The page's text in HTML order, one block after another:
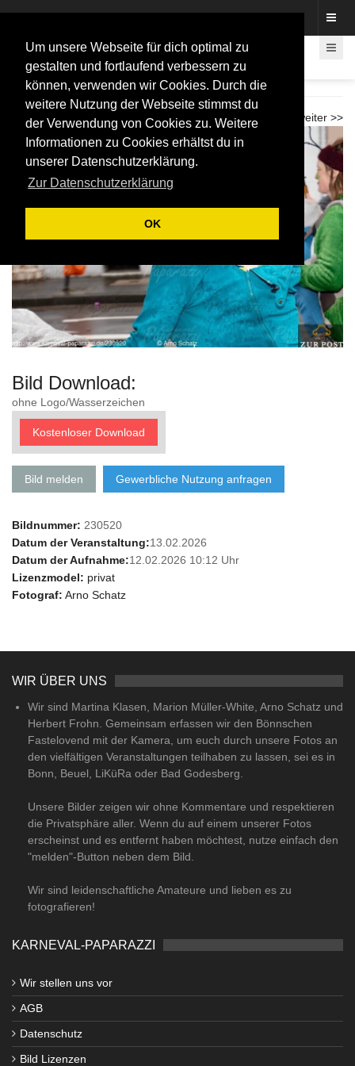
Um unsere Webseite für dich optimal zu
gestalten und fortlaufend verbessern zu
können, verwenden wir Cookies. Durch die
weitere Nutzung der Webseite stimmst du
der Verwendung von Cookies zu. Weitere
Informationen zu Cookies erhältst du in
unserer Datenschutzerklärung.
Zur Datenschutzerklärung
OK
Weiberfastnacht Umzug Beuel 2026
weiter >>
<< zurück
Bild Download:
ohne Logo/Wasserzeichen
Kostenloser Download
Bild melden Gewerbliche Nutzung anfragen
Bildnummer: 230520
Datum der Veranstaltung:13.02.2026
Datum der Aufnahme:12.02.2026 10:12 Uhr
Lizenzmodel: privat
Fotograf: Arno Schatz
WIR ÜBER UNS
Wir sind Martina Klasen, Marion Müller-White, Arno Schatz und
Herbert Frohn. Gemeinsam erfassen wir den Bönnschen
Fastelovend mit der Kamera, um euch durch unsere Fotos an
den vielfältigen Veranstaltungen teilhaben zu lassen, sei es in
Bonn, Beuel, LiKüRa oder Bad Godesberg.
Unsere Bilder zeigen wir ohne Kommentare und respektieren
die Privatsphäre aller. Wenn du auf einem unserer Fotos
erscheinst und es entfernt haben möchtest, nutze einfach den
"melden"-Button neben dem Bild.
Wir sind leidenschaftliche Amateure und lieben es zu
fotografieren!
KARNEVAL-PAPARAZZI
Wir stellen uns vor
AGB
Datenschutz
Bild Lizenzen